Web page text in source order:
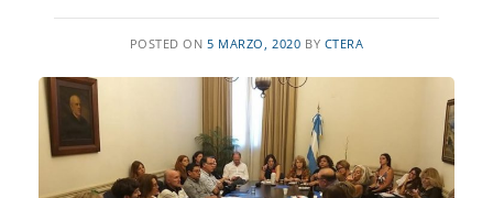
POSTED ON 5 MARZO, 2020 BY CTERA